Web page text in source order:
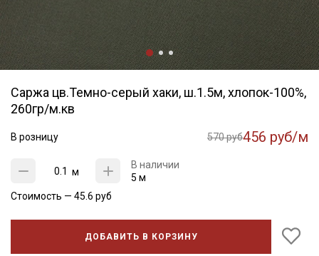
Саржа цв.Темно-серый хаки, ш.1.5м, хлопок-100%,
260гр/м.кв
В розницу 570 руб456 руб/м
м
В наличии
5 м
Стоимость — 45.6 руб
ДОБАВИТЬ В КОРЗИНУ